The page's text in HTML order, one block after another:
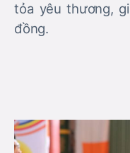
tỏa yêu thương,
đồng.